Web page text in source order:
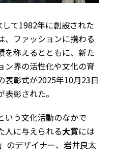
て1982年に創設された
、ファッションに携わる
を称えるとともに、新た
ン界の活性化や文化の育
表彰式が2025年10月23日
彰された。
いう文化活動のなかで
人に与えられる大賞には
のデザイナー、岩井良太